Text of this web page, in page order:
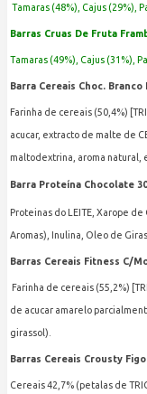
Tamaras (48%), Cajus (29%),
Barras Cruas De Fruta
Tamaras (49%), Cajus (31%),
Barra Cereais Choc.
Farinha de cereais (50,4%)
acucar, extracto de malte de
maltodextrina, aroma
Barra Proteína Chocolate
Proteinas do LEITE, Xarope
Aromas), Inulina, Oleo de
Barras Cereais Fitness C/
Farinha de cereais (55,2%)
de acucar amarelo
girassol).
Barras Cereais Crousty Figo
Cereais 42,7% (petalas de